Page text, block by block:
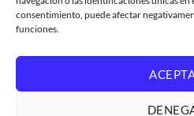
consentimiento, puede afectar
funciones.